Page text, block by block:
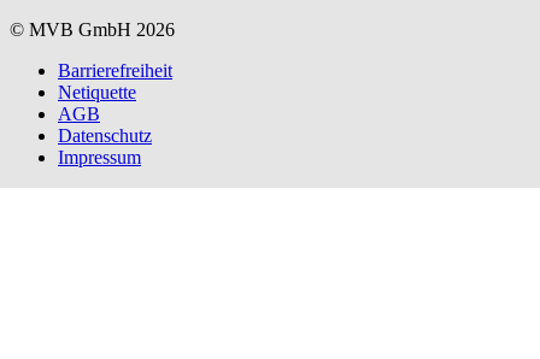
© MVB GmbH 2026
Barrierefreiheit
Netiquette
AGB
Datenschutz
Impressum